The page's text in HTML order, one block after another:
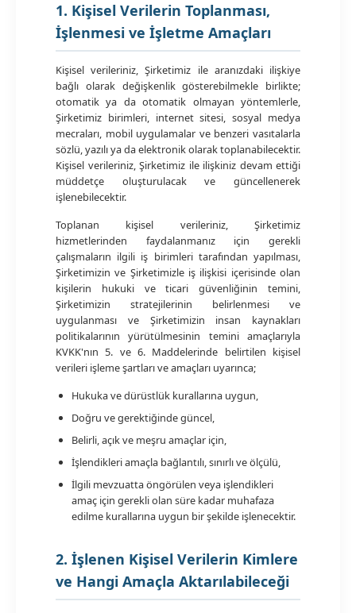
1. Kişisel Verilerin Toplanması,
İşlenmesi ve İşletme Amaçları
Kişisel verileriniz, Şirketimiz ile aranızdaki ilişkiye
bağlı olarak değişkenlik gösterebilmekle birlikte;
otomatik ya da otomatik olmayan yöntemlerle,
Şirketimiz birimleri, internet sitesi, sosyal medya
mecraları, mobil uygulamalar ve benzeri vasıtalarla
sözlü, yazılı ya da elektronik olarak toplanabilecektir.
Kişisel verileriniz, Şirketimiz ile ilişkiniz devam ettiği
müddetçe oluşturulacak ve güncellenerek
işlenebilecektir.
Toplanan kişisel verileriniz, Şirketimiz
hizmetlerinden faydalanmanız için gerekli
çalışmaların ilgili iş birimleri tarafından yapılması,
Şirketimizin ve Şirketimizle iş ilişkisi içerisinde olan
kişilerin hukuki ve ticari güvenliğinin temini,
Şirketimizin stratejilerinin belirlenmesi ve
uygulanması ve Şirketimizin insan kaynakları
politikalarının yürütülmesinin temini amaçlarıyla
KVKK'nın 5. ve 6. Maddelerinde belirtilen kişisel
verileri işleme şartları ve amaçları uyarınca;
Hukuka ve dürüstlük kurallarına uygun,
Doğru ve gerektiğinde güncel,
Belirli, açık ve meşru amaçlar için,
İşlendikleri amaçla bağlantılı, sınırlı ve ölçülü,
İlgili mevzuatta öngörülen veya işlendikleri
amaç için gerekli olan süre kadar muhafaza
edilme kurallarına uygun bir şekilde işlenecektir.
2. İşlenen Kişisel Verilerin Kimlere
ve Hangi Amaçla Aktarılabileceği